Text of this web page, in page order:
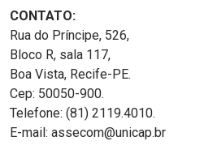
CONTATO:
Rua do Príncipe, 526,
Bloco R, sala 117,
Boa Vista, Recife-PE.
Cep: 50050-900.
Telefone: (81) 2119.4010.
E-mail: assecom@unicap.br